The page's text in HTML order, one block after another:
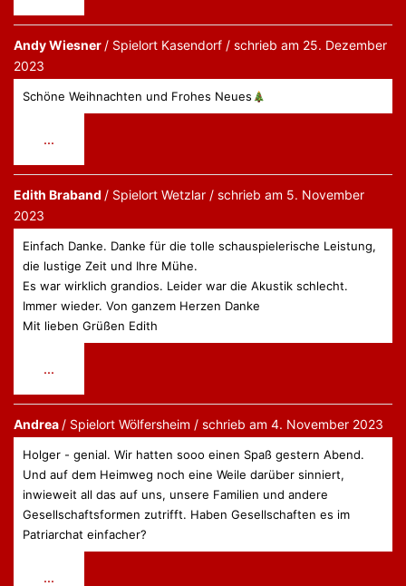
ein-/ausblenden.
Andy Wiesner
Kasendorf schrieb am 25. Dezember
2023
Schöne Weihnachten und Frohes Neues
...
ein-/ausblenden.
Edith Braband
Wetzlar schrieb am 5. November
2023
Einfach Danke. Danke für die tolle schauspielerische Leistung,
die lustige Zeit und Ihre Mühe.
Es war wirklich grandios. Leider war die Akustik schlecht.
Immer wieder. Von ganzem Herzen Danke
Mit lieben Grüßen Edith
...
ein-/ausblenden.
Andrea
Wölfersheim schrieb am 4. November 2023
Holger - genial. Wir hatten sooo einen Spaß gestern Abend.
Und auf dem Heimweg noch eine Weile darüber sinniert,
inwieweit all das auf uns, unsere Familien und andere
Gesellschaftsformen zutrifft. Haben Gesellschaften es im
Patriarchat einfacher?
...